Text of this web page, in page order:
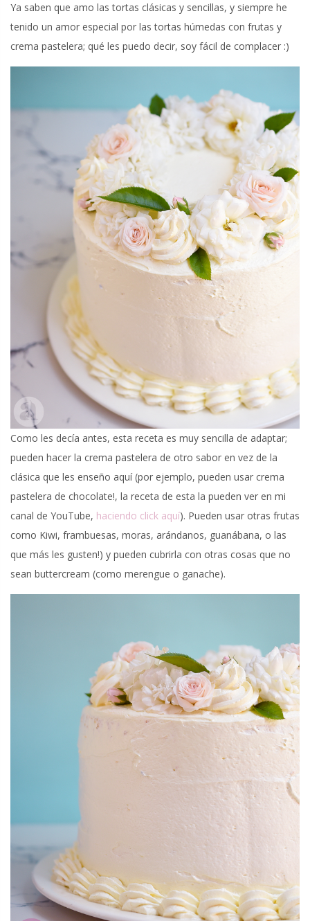
Ya saben que amo las tortas clásicas y sencillas, y siempre he
tenido un amor especial por las tortas húmedas con frutas y
crema pastelera; qué les puedo decir, soy fácil de complacer :)
Como les decía antes, esta receta es muy sencilla de adaptar;
pueden hacer la crema pastelera de otro sabor en vez de la
clásica que les enseño aquí (por ejemplo, pueden usar crema
pastelera de chocolate!, la receta de esta la pueden ver en mi
canal de YouTube, haciendo click aquí). Pueden usar otras frutas
como Kiwi, frambuesas, moras, arándanos, guanábana, o las
que más les gusten!) y pueden cubrirla con otras cosas que no
sean buttercream (como merengue o ganache).